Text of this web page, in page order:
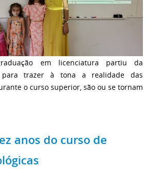
em licenciatura partiu da
para trazer à tona a realidade das
o curso superior, são ou se tornam
anos do curso de